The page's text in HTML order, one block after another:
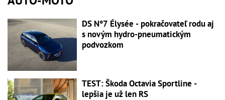
DS N°7 Élysée - pokračovateľ rodu aj
s novým hydro-pneumatickým
podvozkom
TEST: Škoda Octavia Sportline -
lepšia je už len RS